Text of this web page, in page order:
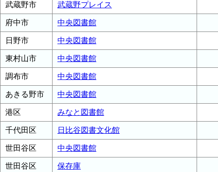
武蔵野市 武蔵野プレイス
府中市 中央図書館
日野市 中央図書館
東村山市 中央図書館
調布市 中央図書館
あきる野市 中央図書館
港区 みなと図書館
千代田区 日比谷図書文化館
世田谷区 中央図書館
世田谷区 保存庫